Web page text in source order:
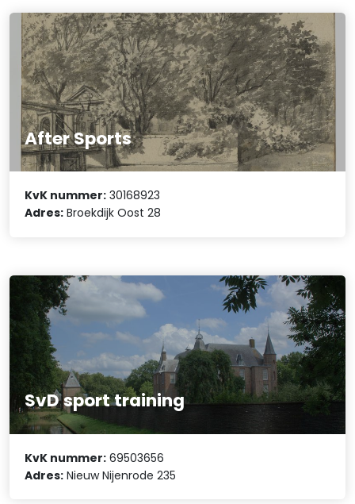
After Sports
KvK nummer: 30168923
Adres: Broekdijk Oost 28
SvD sport training
KvK nummer: 69503656
Adres: Nieuw Nijenrode 235